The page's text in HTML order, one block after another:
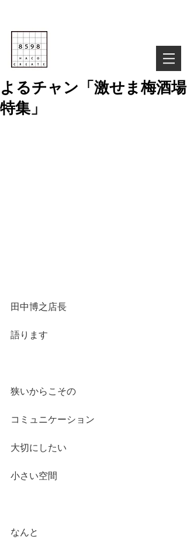
よるチャン「激せま梅酒場
特集」
田中博之店長
語ります
狭いからこその
コミュニケーション
大切にしたい
小さい空間
なんと